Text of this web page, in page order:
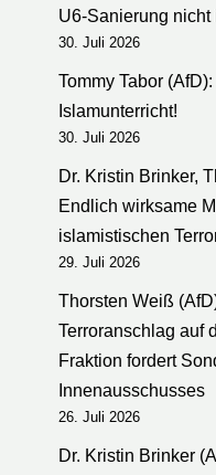
U6-Sanierung nicht
30. Juli 2026
Tommy Tabor
Islamunterricht!
30. Juli 2026
Dr. Kristin Brinker,
Endlich wirksame
islamistischen
29. Juli 2026
Thorsten Weiß
Terroranschlag auf
Fraktion fordert
Innenausschusses
26. Juli 2026
Dr. Kristin Brinker